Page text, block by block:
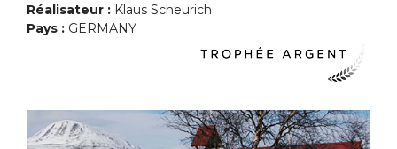
Réalisateur : Klaus Scheurich
Pays : GERMANY